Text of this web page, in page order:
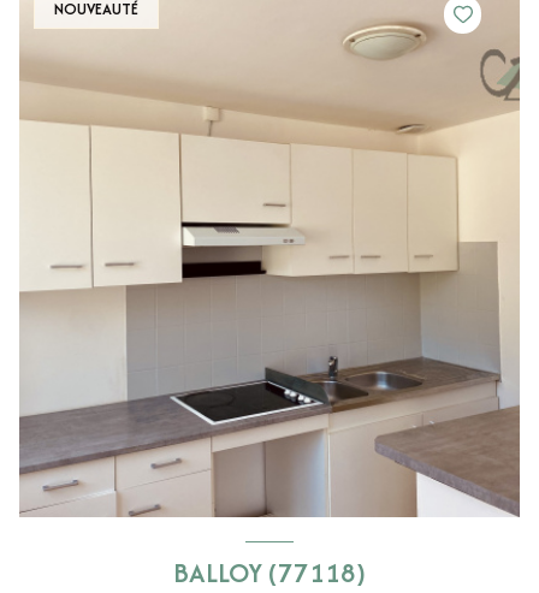
NOUVEAUTÉ
BALLOY (77118)